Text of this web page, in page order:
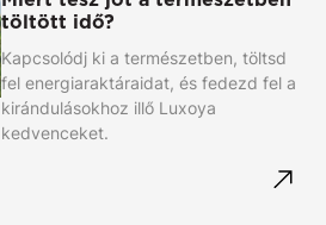
töltött idő?
Kapcsolódj ki a természetben, töltsd
fel energiaraktáraidat, és fedezd fel a
kirándulásokhoz illő Luxoya
kedvenceket.